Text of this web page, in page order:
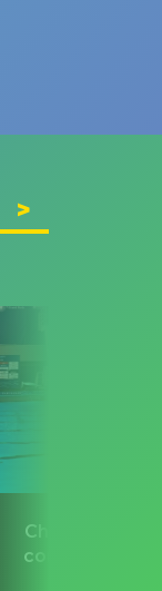
Chi è Chiara
con i 5 ori agli